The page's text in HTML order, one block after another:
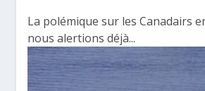
La polémique sur les Canadairs
nous alertions déjà...